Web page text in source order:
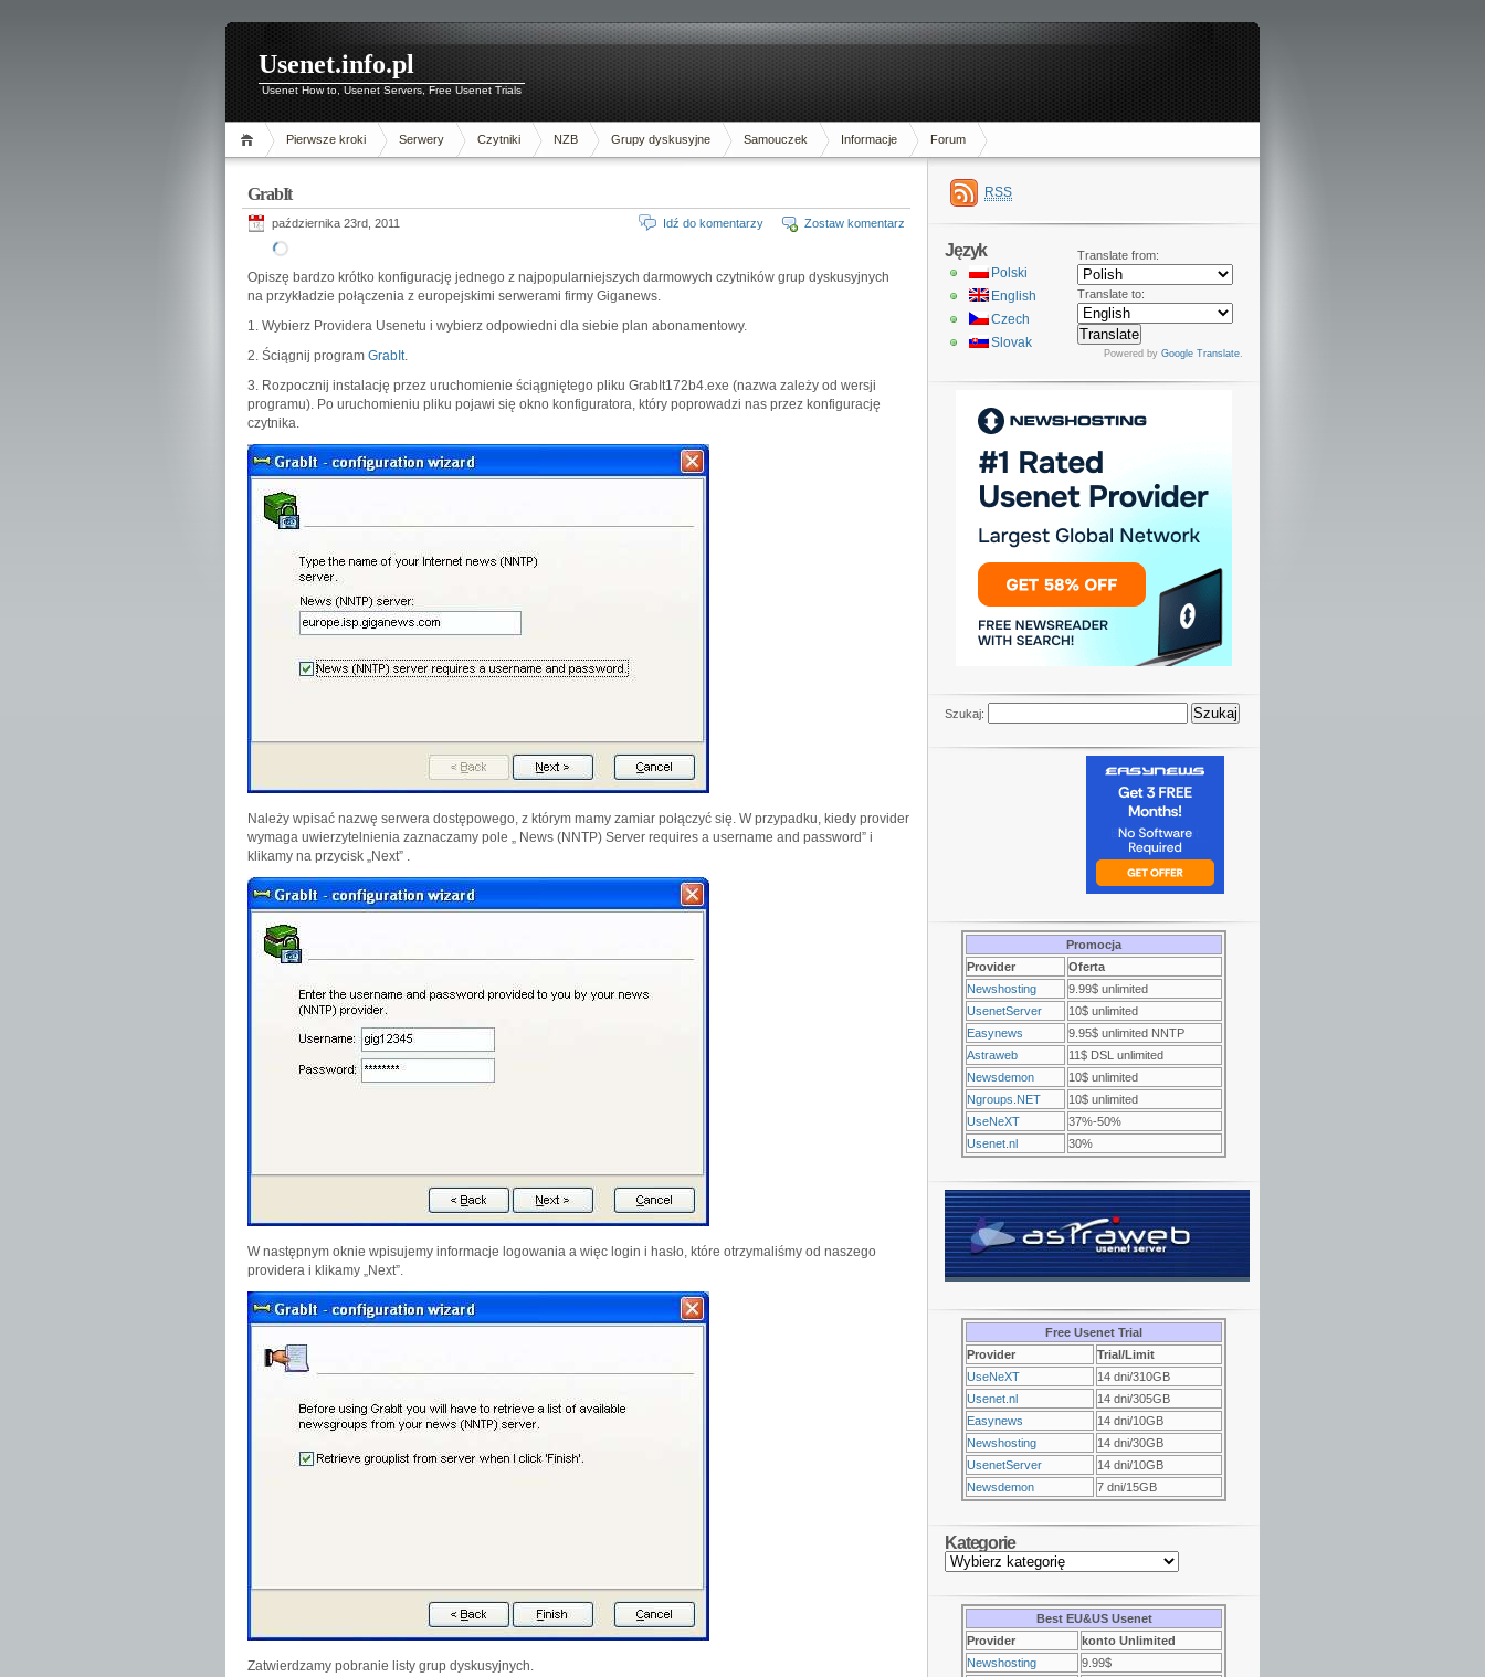
Usenet.info.pl
Usenet How to, Usenet Servers, Free Usenet Trials
Pierwsze kroki Serwery Czytniki NZB Grupy dyskusyjne Samouczek Informacje Forum
GrabIt
października 23rd, 2011 Idź do komentarzy Zostaw komentarz
Opiszę bardzo krótko konfigurację jednego z najpopularniejszych darmowych czytników grup dyskusyjnych
na przykładzie połączenia z europejskimi serwerami firmy Giganews.
1. Wybierz Providera Usenetu i wybierz odpowiedni dla siebie plan abonamentowy.
2. Ściągnij program GrabIt.
3. Rozpocznij instalację przez uruchomienie ściągniętego pliku GrabIt172b4.exe (nazwa zależy od wersji
programu). Po uruchomieniu pliku pojawi się okno konfiguratora, który poprowadzi nas przez konfigurację
czytnika.
Należy wpisać nazwę serwera dostępowego, z którym mamy zamiar połączyć się. W przypadku, kiedy provider
wymaga uwierzytelnienia zaznaczamy pole „ News (NNTP) Server requires a username and password” i
klikamy na przycisk „Next” .
W następnym oknie wpisujemy informacje logowania a więc login i hasło, które otrzymaliśmy od naszego
providera i klikamy „Next”.
Zatwierdzamy pobranie listy grup dyskusyjnych.
RSS
Translate from:
Translate to:
Powered by Google Translate.
Język
Polski
English
Czech
Slovak
Szukaj:
Promocja
Provider
Oferta
Newshosting
9.99$ unlimited
UsenetServer
10$ unlimited
Easynews
9.95$ unlimited NNTP
Astraweb
11$ DSL unlimited
Newsdemon
10$ unlimited
Ngroups.NET
10$ unlimited
UseNeXT
37%-50%
Usenet.nl
30%
Free Usenet Trial
Provider
Trial/Limit
UseNeXT
14 dni/310GB
Usenet.nl
14 dni/305GB
Easynews
14 dni/10GB
Newshosting
14 dni/30GB
UsenetServer
14 dni/10GB
Newsdemon
7 dni/15GB
Kategorie
Best EU&US Usenet
Provider
konto Unlimited
Newshosting
9.99$